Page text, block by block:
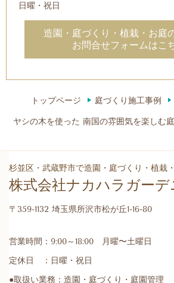
日曜・祝日
造園・庭づくり・植栽・お庭
お問合せフォームはこ
トップページ 庭づくり施工事例
ヤシの木を使った 南国の雰囲気を楽しむ
杉並区・武蔵野市で造園・庭づくり・植栽
株式会社ナカハラガー
〒359-1132 埼玉県所沢市松が丘1-16-80
営業時間：9:00～18:00 月曜〜土曜日
定休日 ：日曜・祝日
●取扱い業務：造園・庭づくり・庭園管理